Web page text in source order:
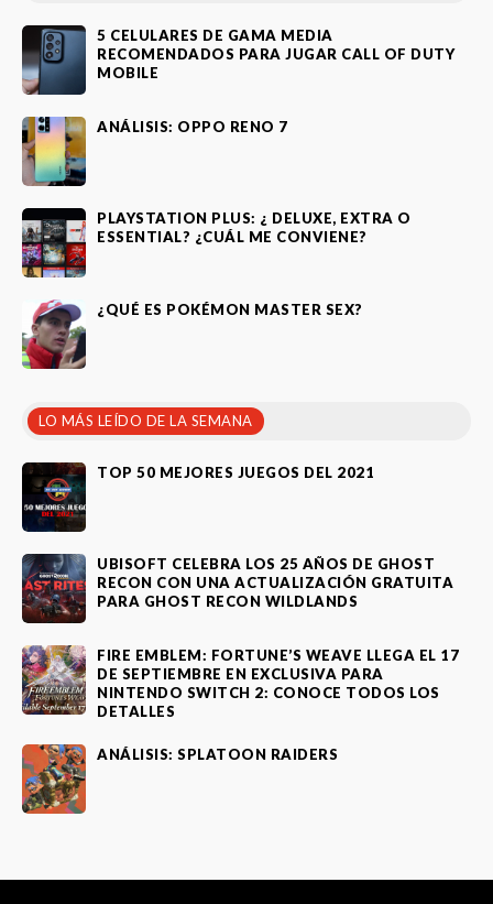
5 CELULARES DE GAMA MEDIA
RECOMENDADOS PARA JUGAR CALL OF DUTY
MOBILE
ANÁLISIS: OPPO RENO 7
PLAYSTATION PLUS: ¿ DELUXE, EXTRA O
ESSENTIAL? ¿CUÁL ME CONVIENE?
¿QUÉ ES POKÉMON MASTER SEX?
LO MÁS LEÍDO DE LA SEMANA
TOP 50 MEJORES JUEGOS DEL 2021
UBISOFT CELEBRA LOS 25 AÑOS DE GHOST
RECON CON UNA ACTUALIZACIÓN GRATUITA
PARA GHOST RECON WILDLANDS
FIRE EMBLEM: FORTUNE’S WEAVE LLEGA EL 17
DE SEPTIEMBRE EN EXCLUSIVA PARA
NINTENDO SWITCH 2: CONOCE TODOS LOS
DETALLES
ANÁLISIS: SPLATOON RAIDERS